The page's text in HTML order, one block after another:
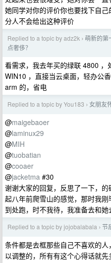
她同学对你的评价你也要找下自
分人不会给出这种评价
Replied to a topic by adz2k › 萌新的第
点奢侈？
看需求，我去年买的绿联 4800
WIN10 ，直接当云桌面，轻办公
arm 的，省电
Replied to a topic by You183 › 女朋友
@maigebaoer
@laminux29
@MIH
@tuobatian
@cooaer
@jacketma #30
谢谢大家的回复，反思了一下，
起八年前爬雪山的感觉，那时我
到处跑，时不我待，我准备去和
Replied to a topic by jojobalabala › 节
条件都是去框那些自己不喜欢的
以调整的，所有有这个心得话就先